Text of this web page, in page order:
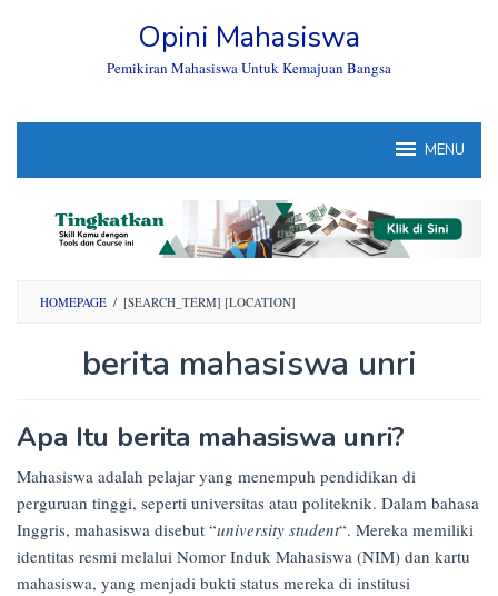
Opini Mahasiswa
Pemikiran Mahasiswa Untuk Kemajuan Bangsa
MENU
HOMEPAGE / [SEARCH_TERM] [LOCATION]
berita mahasiswa unri
Opini
on
17/04/2025
Apa Itu berita mahasiswa unri?
Mahasiswa adalah pelajar yang menempuh pendidikan di
perguruan tinggi, seperti universitas atau politeknik. Dalam bahasa
Inggris, mahasiswa disebut “university student“. Mereka memiliki
identitas resmi melalui Nomor Induk Mahasiswa (NIM) dan kartu
mahasiswa, yang menjadi bukti status mereka di institusi